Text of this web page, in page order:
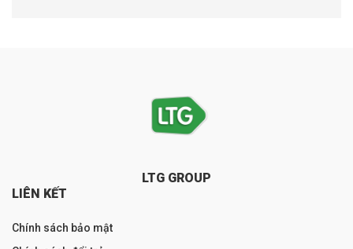
LTG GROUP
LIÊN KẾT
Chính sách bảo mật